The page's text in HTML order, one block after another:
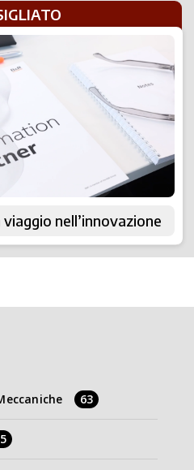
nell’innovazione
63